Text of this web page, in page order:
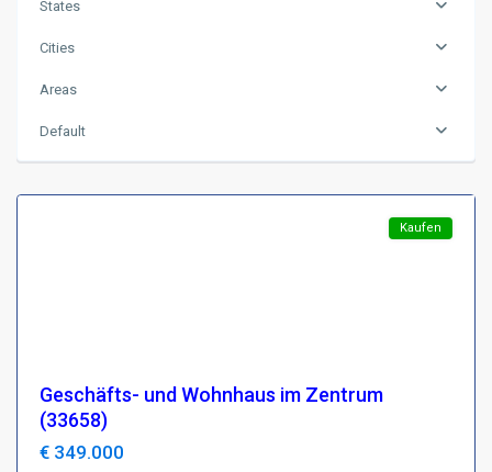
States
Cities
Areas
Default
Harz,
D-
Kaufen
Geschäfts- und Wohnhaus im Zentrum
(33658)
€ 349.000